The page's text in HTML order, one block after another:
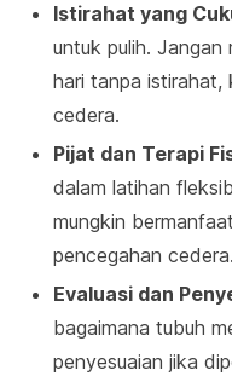
Istirahat yang
untuk pulih.
hari tanpa istirahat,
cedera.
Pijat dan Terapi
dalam latihan
mungkin
pencegahan cedera.
Evaluasi dan
bagaimana tubuh
penyesuaian jika